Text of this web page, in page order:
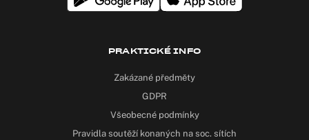
PRAKTICKÉ INFO
Zakázané předměty
GDPR
Všeobecné podmínky
Pravidla soutěží konaných na soc. sítích